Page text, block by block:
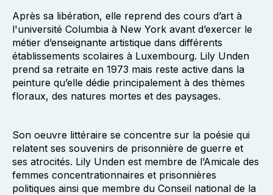
Après sa libération, elle reprend des cours d’art à
l'université Columbia à New York avant d’exercer le
métier d’enseignante artistique dans différents
établissements scolaires à Luxembourg. Lily Unden
prend sa retraite en 1973 mais reste active dans la
peinture qu’elle dédie principalement à des thèmes
floraux, des natures mortes et des paysages.
Son oeuvre littéraire se concentre sur la poésie qui
relatent ses souvenirs de prisonnière de guerre et
ses atrocités. Lily Unden est membre de l’Amicale des
femmes concentrationnaires et prisonnières
politiques ainsi que membre du Conseil national de la